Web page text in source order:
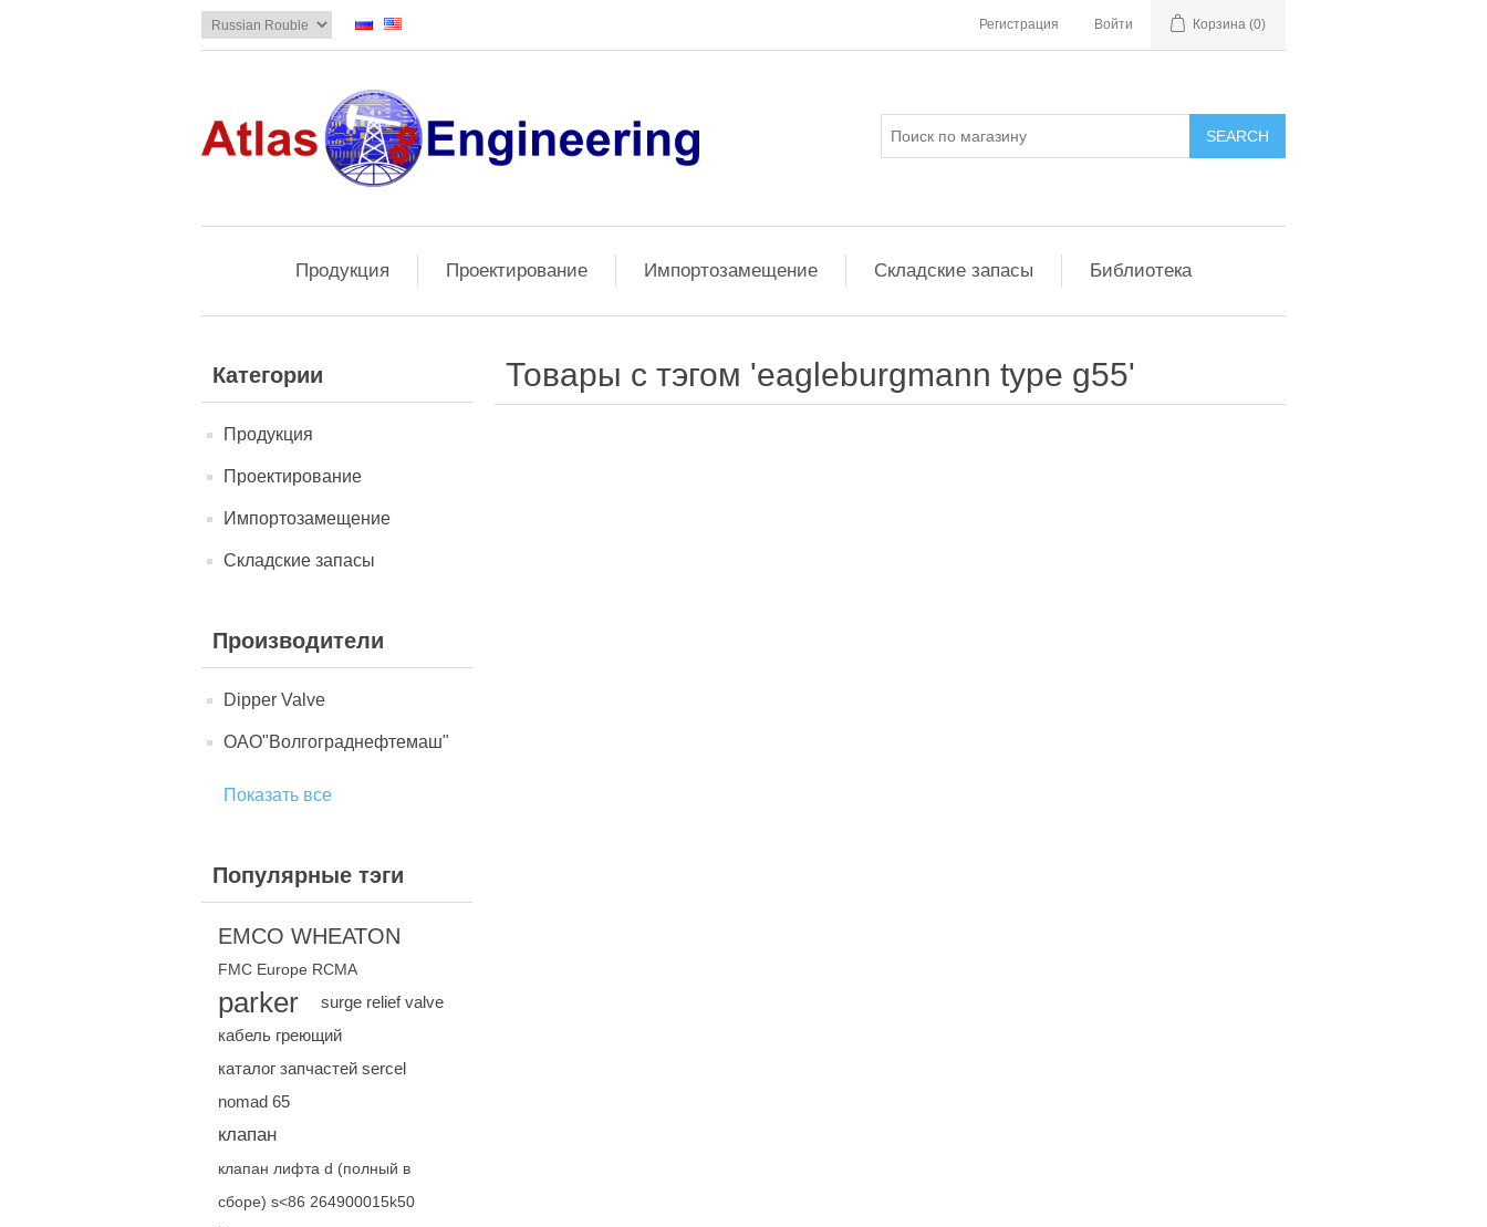
Регистрация Войти Корзина (0)
Продукция Проектирование Импортозамещение Складские запасы Библиотека
Категории
Продукция
Проектирование
Импортозамещение
Складские запасы
Производители
Dipper Valve
ОАО"Волгограднефтемаш"
Показать все
Популярные тэги
EMCO WHEATON
FMC Europe RCMA
parker
surge relief valve
кабель греющий
каталог запчастей sercel
nomad 65
клапан
клапан лифта d (полный в
сборе) s<86 264900015k50
Товары с тэгом 'eagleburgmann type g55'